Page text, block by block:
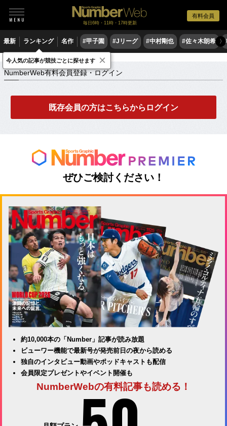
有料会員
毎日6時・11時・17時更新
最新 ランキング 名作 #甲子園 #Jリーグ #中村剛也 #佐々木朗希 〉
NumberWeb有料会員登録・ログイン
NumberWeb有料会員登録・ログイン
既存会員の方はこちらからログイン
ぜひご検討ください！
約10,000本の「Number」記事が読み放題
ビューワー機能で最新号が発売前日の夜から読める
独自のインタビュー動画やポッドキャストも配信
会員限定プレゼントやイベント開催も
NumberWebの有料記事も読める！
今人気の記事が競技ごとに探せます ×